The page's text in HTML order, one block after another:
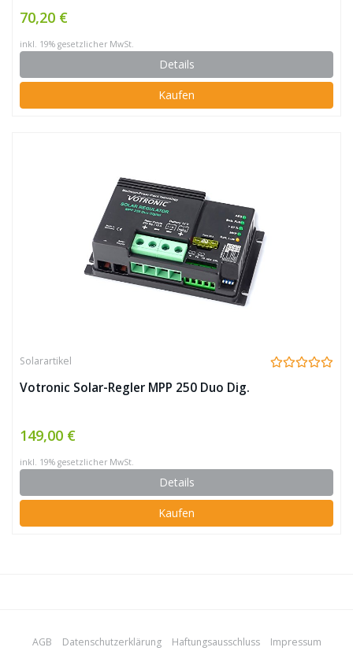
PR1010
70,20 €
inkl. 19% gesetzlicher MwSt.
Details
Kaufen
Solarartikel
Votronic Solar-Regler MPP 250 Duo Dig.
149,00 €
inkl. 19% gesetzlicher MwSt.
Details
Kaufen
AGB Datenschutzerklärung Haftungsausschluss Impressum